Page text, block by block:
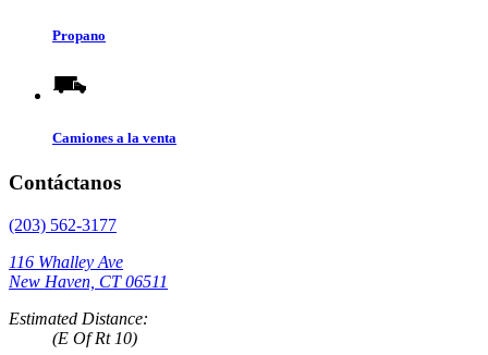
Propano
Camiones a la venta
Contáctanos
(203) 562-3177
116 Whalley Ave
New Haven, CT 06511
Estimated Distance:
(E Of Rt 10)